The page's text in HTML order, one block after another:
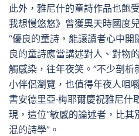
此外，雅尼什的童詩作品也飽
我想慢悠悠》曾獲奧天時國度
“優良的童詩，能讓讀者心中
良的童詩應當講述對人、對物
觸感染，往年夜笑。”不少剖
小伴侶瀏覽，也值得年夜人咀
書安德里亞·梅耶爾慶祝雅尼什
現，這位“敏感的論述者，比
混的詩學”。